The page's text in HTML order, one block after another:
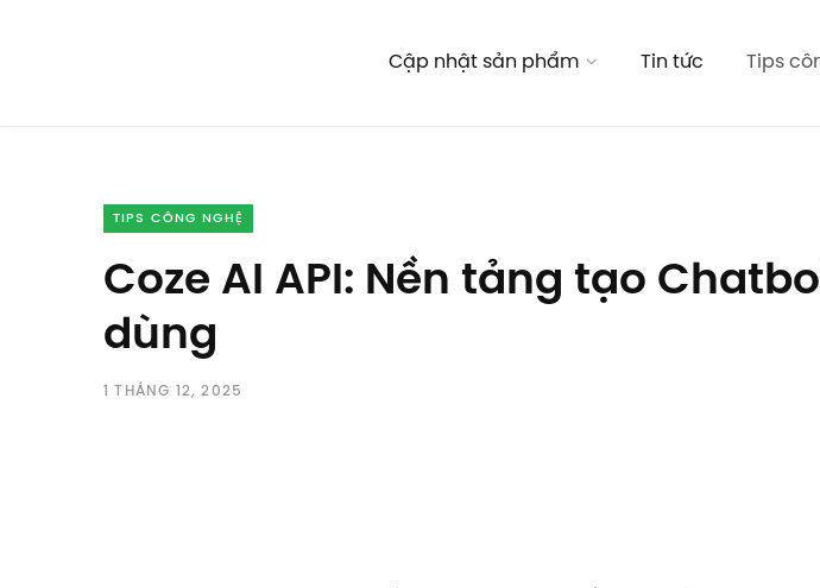
Cập nhật sản phẩm Tin tức Tips
TIPS CÔNG NGHỆ
Coze AI API: Nền tảng tạo
dùng
1 THÁNG 12, 2025